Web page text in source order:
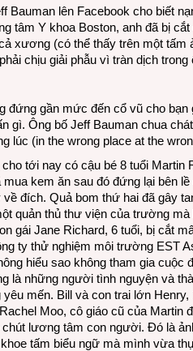
Bauman lên Facebook cho biết
tâm Y khoa Boston, anh đã bị
xương (có thể thấy trên một
chịu giải phẫu vì tràn dịch trong
đứng gần mức đến cổ vũ cho
gì. Ông bố Jeff Bauman chua
lúc (in the wrong place at the
tới nay có cậu bé 8 tuổi Martin
kem ăn sau đó đứng lại bên
đích. Quả bom thứ hai đã gây
quản thủ thư viện của trường
gái Jane Richard, 6 tuổi, bị cắt
ty thử nghiệm môi trường EST
hiểu sao không tham gia cuộc
là những người tình nguyện và
mến. Bill và con trai lớn
Moo, cô giáo cũ của Martin
lương tâm con người. Đó là
tấm biểu ngữ mà mình vừa